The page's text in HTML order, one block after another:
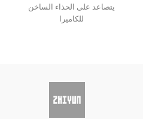
يتصاعد على الحذاء الساخن
للكاميرا